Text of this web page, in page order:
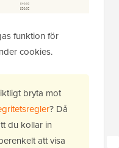
funktion för
cookies.
bryta mot
? Då
du kollar in
att visa